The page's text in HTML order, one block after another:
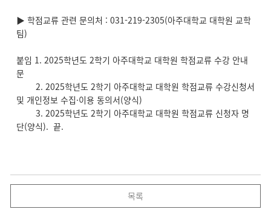
▶ 학점교류 관련 문의처 : 031-219-2305(아주대학교 대학원 교학
팀)
붙임 1. 2025학년도 2학기 아주대학교 대학원 학점교류 수강 안내
문
2. 2025학년도 2학기 아주대학교 대학원 학점교류 수강신청서
및 개인정보 수집·이용 동의서(양식)
3. 2025학년도 2학기 아주대학교 대학원 학점교류 신청자 명
단(양식). 끝.
목록